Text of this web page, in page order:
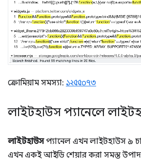
ক্রোমিয়াম সমস্যা: ১২৫৫০৭৩
লাইটহাউস প্যানেলে
লাইটহাউসপ্যানেল এখন লাইটহাউস ৯
এখন একই আইডি শেয়ার করা সমস্ত